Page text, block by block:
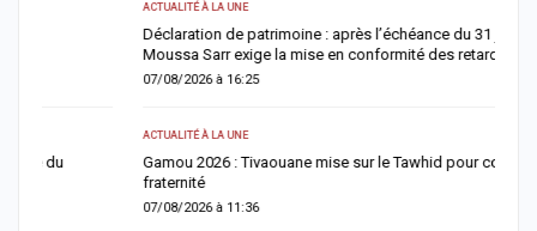
ACTUALITÉ À LA UNE
Déclaration de patrimoine : après l’échéance du 31 juillet, Me
Moussa Sarr exige la mise en conformité des retardataires
07/08/2026 à 16:25
ACTUALITÉ À LA UNE
Gamou 2026 : Tivaouane mise sur le Tawhid pour consolider la
07/08/2026 à 11:36